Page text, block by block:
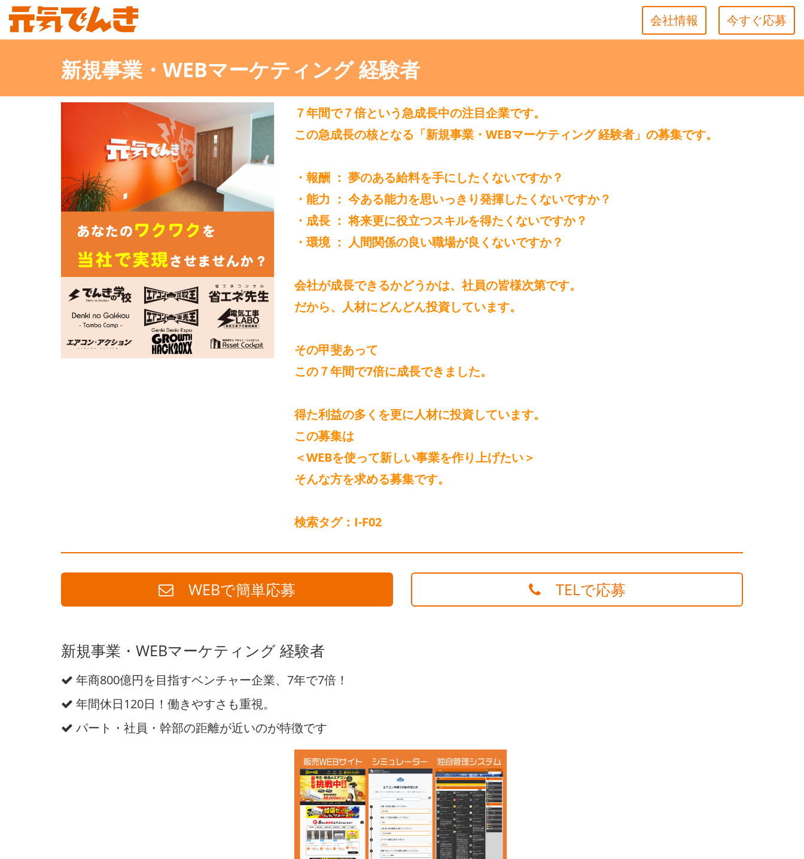
今すぐ応募
会社情報
新規事業・WEBマーケティング 経験者
７年間で７倍という急成長中の注目企業です。
この急成長の核となる「新規事業・WEBマーケティング 経験者」の募集です。
・報酬 ： 夢のある給料を手にしたくないですか？
・能力 ： 今ある能力を思いっきり発揮したくないですか？
・成長 ： 将来更に役立つスキルを得たくないですか？
・環境 ： 人間関係の良い職場が良くないですか？
会社が成長できるかどうかは、社員の皆様次第です。
だから、人材にどんどん投資しています。
その甲斐あって
この７年間で7倍に成長できました。
得た利益の多くを更に人材に投資しています。
この募集は
＜WEBを使って新しい事業を作り上げたい＞
そんな方を求める募集です。
検索タグ：I-F02
WEBで簡単応募 TELで応募
新規事業・WEBマーケティング 経験者
年商800億円を目指すベンチャー企業、7年で7倍！
年間休日120日！働きやすさも重視。
パート・社員・幹部の距離が近いのが特徴です